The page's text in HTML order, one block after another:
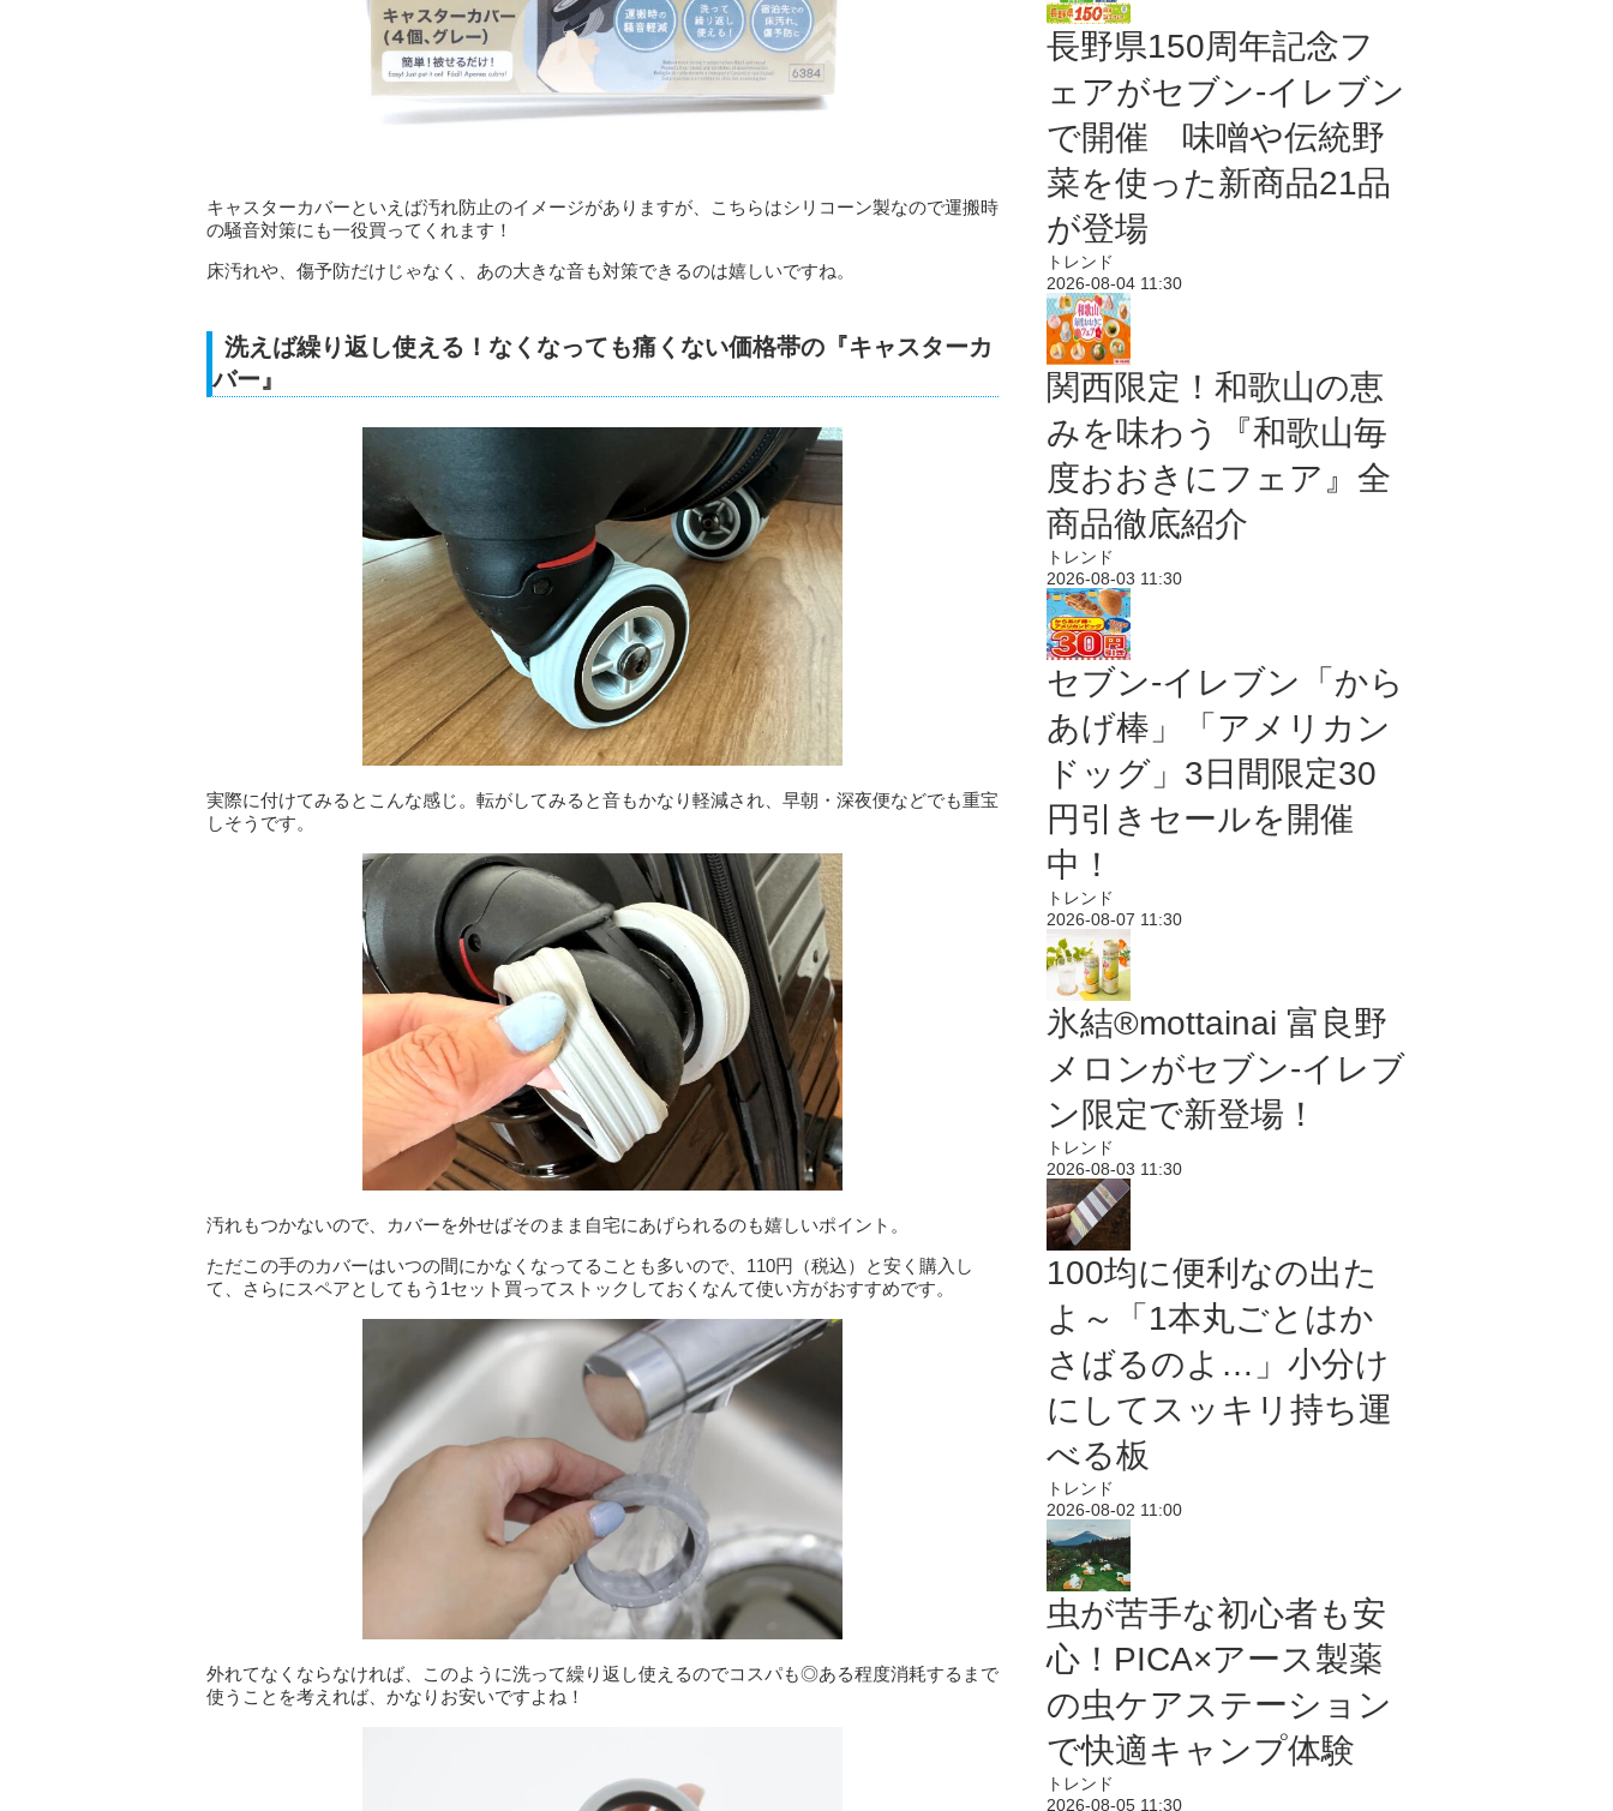
キャスターカバーといえば汚れ防止のイメージがありますが、こちらはシリコーン製なので運搬時
の騒音対策にも一役買ってくれます！
床汚れや、傷予防だけじゃなく、あの大きな音も対策できるのは嬉しいですね。
洗えば繰り返し使える！なくなっても痛くない価格帯の『キャスターカ
バー』
実際に付けてみるとこんな感じ。転がしてみると音もかなり軽減され、早朝・深夜便などでも重宝
しそうです。
汚れもつかないので、カバーを外せばそのまま自宅にあげられるのも嬉しいポイント。
ただこの手のカバーはいつの間にかなくなってることも多いので、110円（税込）と安く購入し
て、さらにスペアとしてもう1セット買ってストックしておくなんて使い方がおすすめです。
外れてなくならなければ、このように洗って繰り返し使えるのでコスパも◎ある程度消耗するまで
使うことを考えれば、かなりお安いですよね！
長野県150周年記念フ
ェアがセブン-イレブン
で開催 味噌や伝統野
菜を使った新商品21品
が登場
トレンド
2026-08-04 11:30
関西限定！和歌山の恵
みを味わう『和歌山毎
度おおきにフェア』全
商品徹底紹介
トレンド
2026-08-03 11:30
セブン‐イレブン「から
あげ棒」「アメリカン
ドッグ」3日間限定30
円引きセールを開催
中！
トレンド
2026-08-07 11:30
氷結®mottainai 富良野
メロンがセブン‐イレブ
ン限定で新登場！
トレンド
2026-08-03 11:30
100均に便利なの出た
よ～「1本丸ごとはか
さばるのよ…」小分け
にしてスッキリ持ち運
べる板
トレンド
2026-08-02 11:00
虫が苦手な初心者も安
心！PICA×アース製薬
の虫ケアステーション
で快適キャンプ体験
トレンド
2026-08-05 11:30